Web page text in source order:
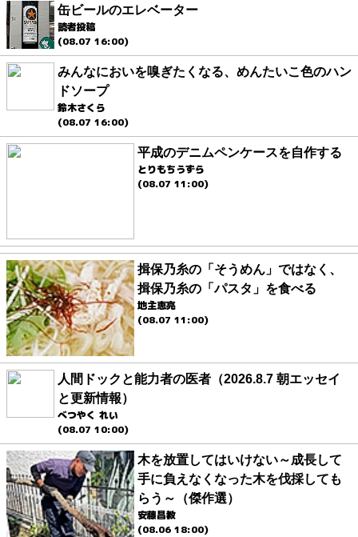
缶ビールのエレベーター
読者投稿
(08.07 16:00)
みんなにおいを嗅ぎたくなる、めんたいこ色のハン
ドソープ
鈴木さくら
(08.07 16:00)
平成のデニムペンケースを自作する
とりもちうずら
(08.07 11:00)
揖保乃糸の「そうめん」ではなく、
揖保乃糸の「パスタ」を食べる
地主恵亮
(08.07 11:00)
人間ドックと能力者の医者（2026.8.7 朝エッセイ
と更新情報）
べつやく れい
(08.07 10:00)
木を放置してはいけない～成長して
手に負えなくなった木を伐採しても
らう～（傑作選）
安藤昌教
(08.06 18:00)